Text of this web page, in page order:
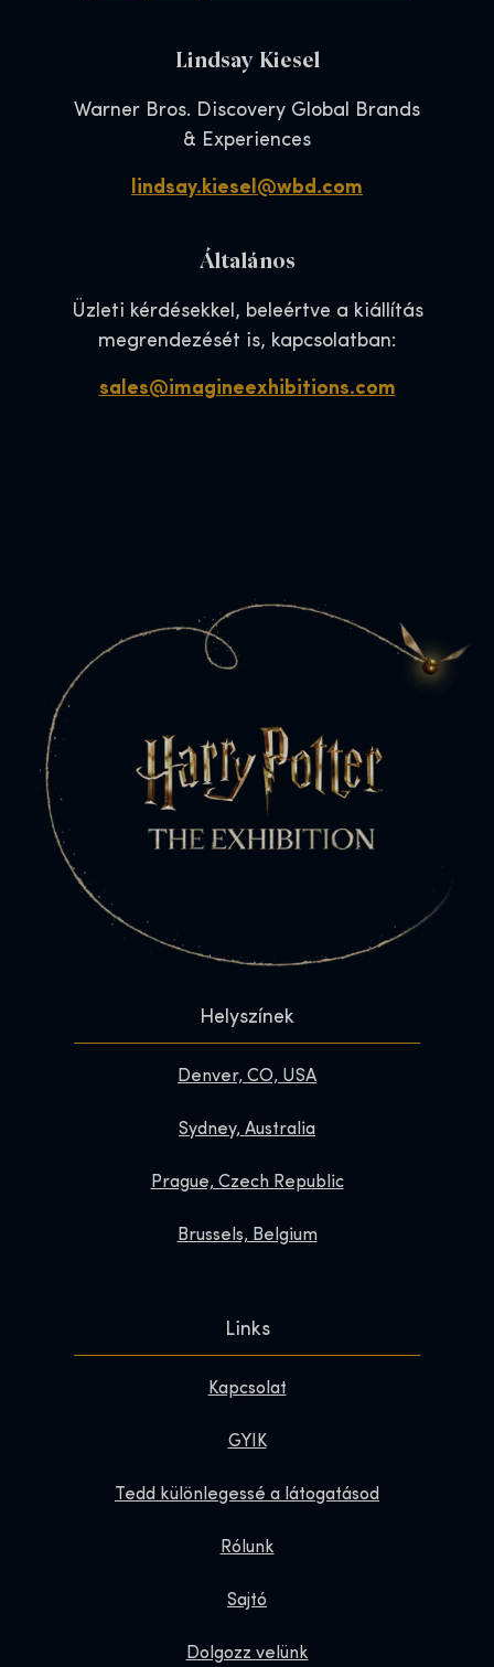
Lindsay Kiesel
Warner Bros. Discovery Global Brands
& Experiences
lindsay.kiesel@wbd.com
Általános
Üzleti kérdésekkel, beleértve a kiállítás
megrendezését is, kapcsolatban:
sales@imagineexhibitions.com
Helyszínek
Denver, CO, USA
Sydney, Australia
Prague, Czech Republic
Brussels, Belgium
Links
Kapcsolat
GYIK
Tedd különlegessé a látogatásod
Rólunk
Sajtó
Dolgozz velünk